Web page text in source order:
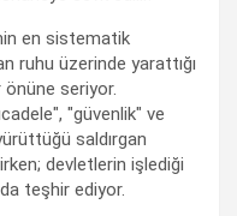
en sistematik
ruhu üzerinde yarattığı
önüne seriyor.
"güvenlik" ve
saldırgan
devletlerin işlediği
da teşhir ediyor.